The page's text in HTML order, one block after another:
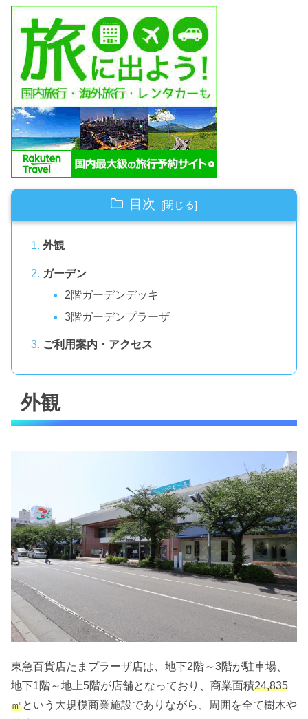
目次
外観
ガーデン
2階ガーデンデッキ
3階ガーデンプラーザ
ご利用案内・アクセス
外観
東急百貨店たまプラーザ店は、地下2階～3階が駐車場、
地下1階～地上5階が店舗となっており、商業面積24,835
㎡という大規模商業施設でありながら、周囲を全て樹木や